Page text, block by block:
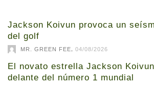
Jackson Koivun provoca un
del golf
MR. GREEN FEE 04/08/2026
El novato estrella Jackson
delante del número 1 mundial